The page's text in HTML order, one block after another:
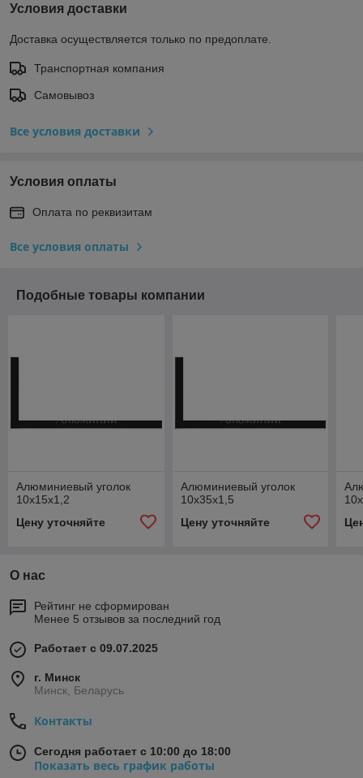
Условия доставки
Доставка осуществляется только по предоплате.
Транспортная компания
Самовывоз
Все условия доставки
Условия оплаты
Оплата по реквизитам
Все условия оплаты
Подобные товары компании
Алюминиевый уголок
10x15x1,2
Цену уточняйте
Алюминиевый уголок
10x35x1,5
Цену уточняйте
О нас
Рейтинг не сформирован
Менее 5 отзывов за последний год
Работает с 09.07.2025
г. Минск
Минск, Беларусь
Контакты
Сегодня работает с 10:00 до 18:00
Показать весь график работы